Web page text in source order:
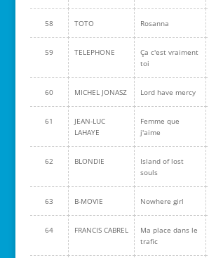
58 TOTO Rosanna
59 TELEPHONE
Ça c'est vraiment
toi
60 MICHEL JONASZ Lord have mercy
61
JEAN-LUC
LAHAYE
Femme que
j'aime
62 BLONDIE
Island of lost
souls
63 B-MOVIE Nowhere girl
64 FRANCIS CABREL
Ma place dans le
trafic